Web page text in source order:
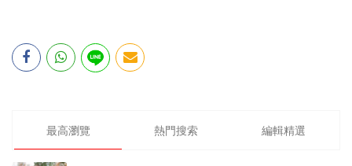
最高瀏覽 熱門搜索 編輯精選